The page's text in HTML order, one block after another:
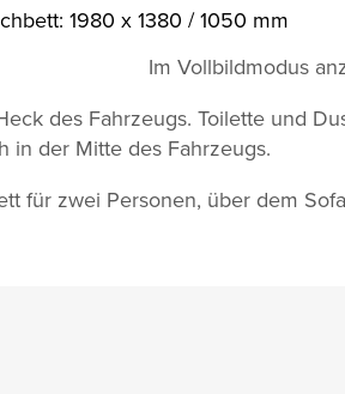
1980 x 1380 / 1050 mm
Im Vollbildmodus
des Fahrzeugs. Toilette und
in der Mitte des Fahrzeugs.
für zwei Personen, über dem